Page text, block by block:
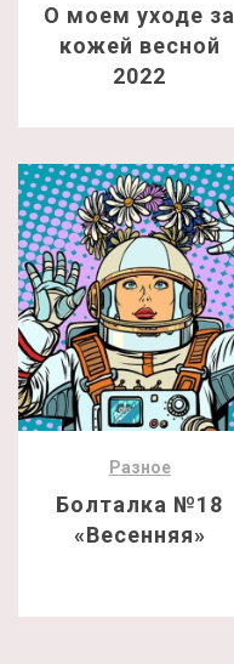
О моем уходе за
кожей весной
2022
Разное
Болталка №18
«Весенняя»